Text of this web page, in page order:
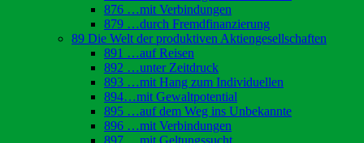
876 …mit Verbindungen
879 …durch Fremdfinanzierung
89 Die Welt der produktiven Aktiengesellschaften
891 …auf Reisen
892 …unter Zeitdruck
893 …mit Hang zum Individuellen
894…mit Gewaltpotential
895 …auf dem Weg ins Unbekannte
896 …mit Verbindungen